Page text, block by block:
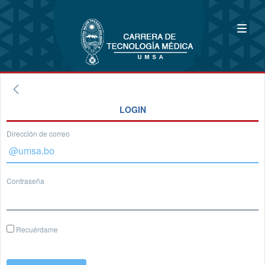
LOGIN
Dirección de correo
Contraseña
Recuérdame